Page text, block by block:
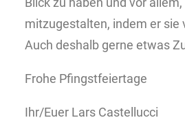
mitzugestalten, indem er sie
Auch deshalb gerne etwas
Frohe Pfingstfeiertage
Ihr/Euer Lars Castellucci